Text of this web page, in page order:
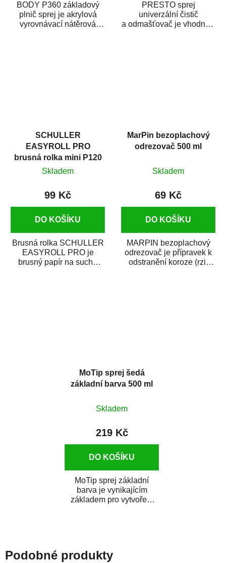
BODY P360 základový
plnič sprej je akrylová
vyrovnávací nátěrová
PRESTO sprej
univerzální čistič
a odmašťovač je vhodný k
SCHULLER
EASYROLL PRO
brusná rolka mini P120
Skladem
99 Kč
DO KOŠÍKU
Brusná rolka SCHULLER
EASYROLL PRO je
brusný papír na suché
MarPin bezoplachový
odrezovač 500 ml
Skladem
69 Kč
DO KOŠÍKU
MARPIN bezoplachový
odrezovač je přípravek k
odstranění koroze (rzi)
MoTip sprej šedá
základní barva 500 ml
Skladem
219 Kč
DO KOŠÍKU
MoTip sprej základní
barva je vynikajícím
základem pro vytvoření
Podobné produkty